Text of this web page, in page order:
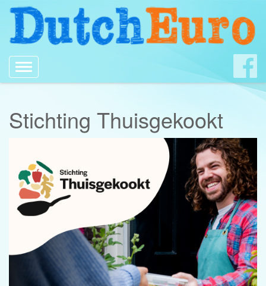
Toggle
navigation
Stichting Thuisgekookt